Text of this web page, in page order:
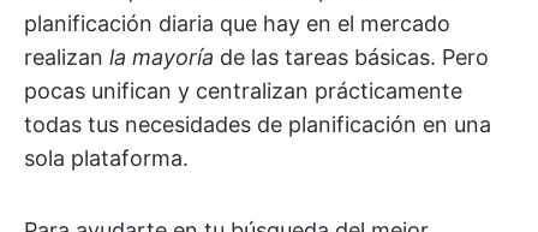
planificación diaria que hay en el mercado
realizan la mayoría de las tareas básicas. Pero
pocas unifican y centralizan prácticamente
todas tus necesidades de planificación en una
sola plataforma.